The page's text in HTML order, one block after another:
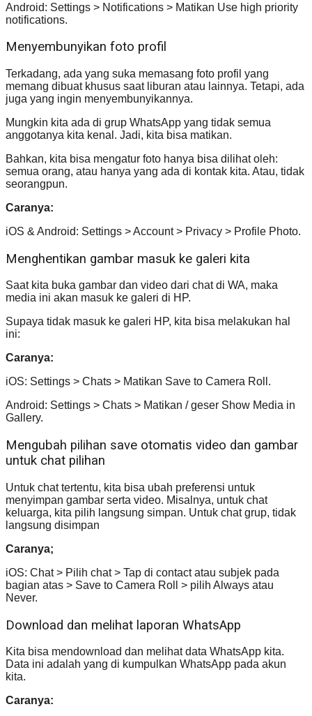
Android: Settings > Notifications > Matikan Use high priority
notifications.
Menyembunyikan foto profil
Terkadang, ada yang suka memasang foto profil yang
memang dibuat khusus saat liburan atau lainnya. Tetapi, ada
juga yang ingin menyembunyikannya.
Mungkin kita ada di grup WhatsApp yang tidak semua
anggotanya kita kenal. Jadi, kita bisa matikan.
Bahkan, kita bisa mengatur foto hanya bisa dilihat oleh:
semua orang, atau hanya yang ada di kontak kita. Atau, tidak
seorangpun.
Caranya:
iOS & Android: Settings > Account > Privacy > Profile Photo.
Menghentikan gambar masuk ke galeri kita
Saat kita buka gambar dan video dari chat di WA, maka
media ini akan masuk ke galeri di HP.
Supaya tidak masuk ke galeri HP, kita bisa melakukan hal
ini:
Caranya:
iOS: Settings > Chats > Matikan Save to Camera Roll.
Android: Settings > Chats > Matikan / geser Show Media in
Gallery.
Mengubah pilihan save otomatis video dan gambar
untuk chat pilihan
Untuk chat tertentu, kita bisa ubah preferensi untuk
menyimpan gambar serta video. Misalnya, untuk chat
keluarga, kita pilih langsung simpan. Untuk chat grup, tidak
langsung disimpan
Caranya;
iOS: Chat > Pilih chat > Tap di contact atau subjek pada
bagian atas > Save to Camera Roll > pilih Always atau
Never.
Download dan melihat laporan WhatsApp
Kita bisa mendownload dan melihat data WhatsApp kita.
Data ini adalah yang di kumpulkan WhatsApp pada akun
kita.
Caranya: